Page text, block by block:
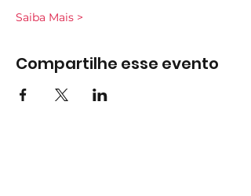
Saiba Mais >
Compartilhe esse evento